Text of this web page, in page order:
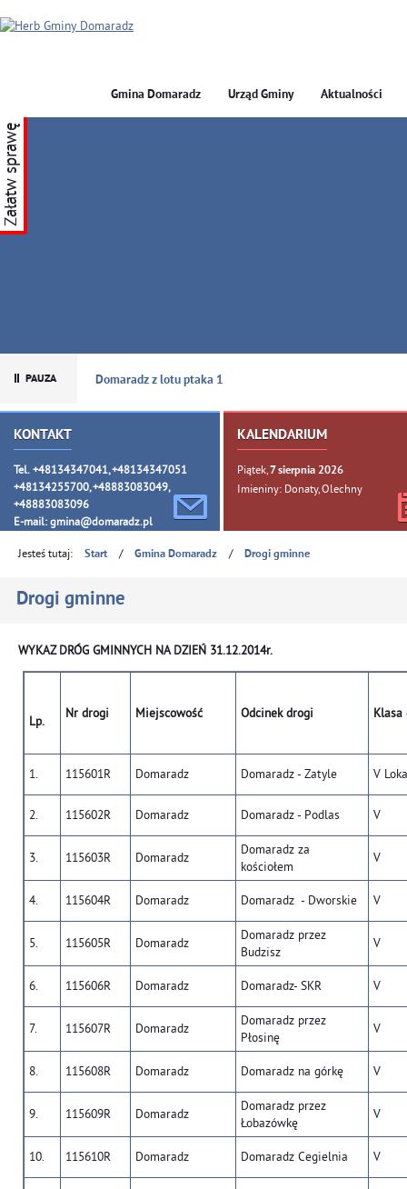
GMINA DOMARADZ
Gmina Domaradz Urząd Gminy Aktualności
Domaradz z lotu ptaka 1
KONTAKT
Tel. +48134347041, +48134347051
+48134255700, +48883083049,
+48883083096
E-mail: gmina@domaradz.pl
KALENDARIUM
Piątek, 7sierpnia 2026
Imieniny: Donaty, Olechny
Załatw sprawę
Jesteś tutaj: Start / Gmina Domaradz / Drogi gminne
Drogi gminne
WYKAZ DRÓG GMINNYCH NA DZIEŃ 31.12.2014r.
Lp.
Nr drogi Miejscowość Odcinek drogi Klasa
1. 115601R Domaradz Domaradz - Zatyle V
2. 115602R Domaradz Domaradz - Podlas V
3. 115603R Domaradz
Domaradz za
kościołem
V
4. 115604R Domaradz Domaradz - Dworskie V
5. 115605R Domaradz
Domaradz przez
Budzisz
V
6. 115606R Domaradz Domaradz- SKR V
7. 115607R Domaradz
Domaradz przez
Płosinę
V
8. 115608R Domaradz Domaradz na górkę V
9. 115609R Domaradz
Domaradz przez
Łobazówkę
V
10. 115610R Domaradz Domaradz Cegielnia V